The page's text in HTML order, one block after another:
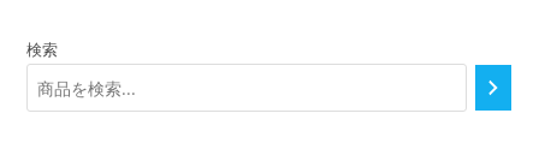
検索